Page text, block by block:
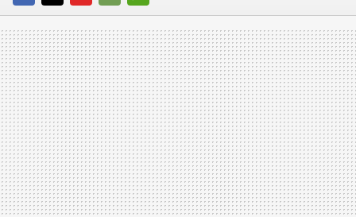
FACEBOOK
TWITTERFLIPBOARD
E-
MAIL
WHATSAPP